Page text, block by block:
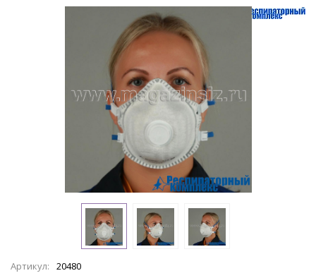
Артикул: 20480